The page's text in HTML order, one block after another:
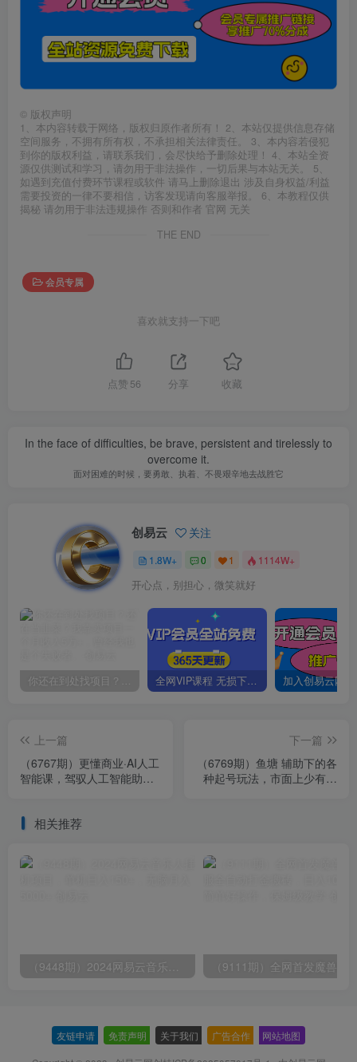
© 版权声明
1、本内容转载于网络，版权归原作者所有！ 2、本站仅提供信息存储
空间服务，不拥有所有权，不承担相关法律责任。 3、本内容若侵犯
到你的版权利益，请联系我们，会尽快给予删除处理！ 4、本站全资
源仅供测试和学习，请勿用于非法操作，一切后果与本站无关。 5、
如遇到充值付费环节课程或软件 请马上删除退出 涉及自身权益/利益
需要投资的一律不要相信，访客发现请向客服举报。 6、本教程仅供
揭秘 请勿用于非法违规操作 否则和作者 官网 无关
THE END
会员专属
喜欢就支持一下吧
点赞 56 分享 收藏
In the face of difficulties, be brave, persistent and tirelessly to
overcome it.
面对困难的时候，要勇敢、执着、不畏艰辛地去战胜它
创易云 关注
1.8W+ 0 1 1114W+
开心点，别担心，微笑就好
你还在到处找项目？还在当韭菜？我靠卖项目一个月收入5万+，曾经我也是个失败者。 全网VIP课程 无损下载~
上一篇
（6767期）更懂商业·AI人工
智能课，​驾驭人工智能助力
下一篇
（6769期）鱼塘 辅助下的各
种起号玩法，市面上少有的
相关推荐
友链申请 免责声明 关于我们 广告合作 网站地图